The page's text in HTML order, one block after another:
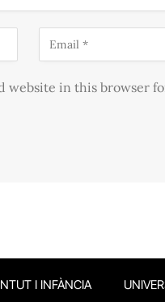
website in this browser
I INFÀNCIA